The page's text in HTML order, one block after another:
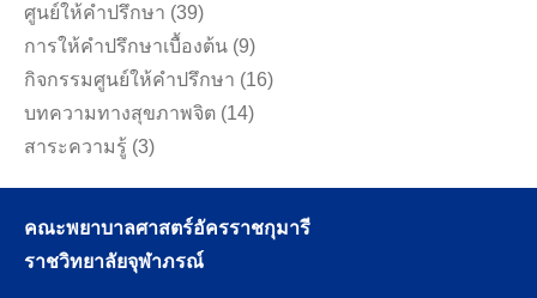
ศูนย์ให้คำปรึกษา (39)
การให้คำปรึกษาเบื้องต้น (9)
กิจกรรมศูนย์ให้คำปรึกษา (16)
บทความทางสุขภาพจิต (14)
สาระความรู้ (3)
คณะพยาบาลศาสตร์อัครราชกุมารี
ราชวิทยาลัยจุฬาภรณ์